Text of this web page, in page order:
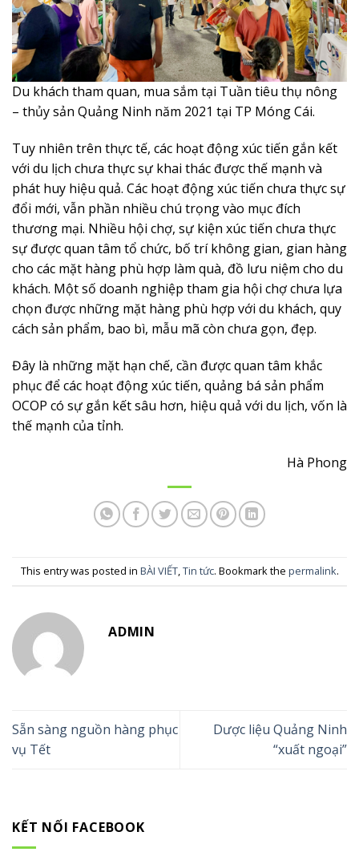
Du khách tham quan, mua sắm tại Tuần tiêu thụ nông
– thủy sản Quảng Ninh năm 2021 tại TP Móng Cái.
Tuy nhiên trên thực tế, các hoạt động xúc tiến gắn kết
với du lịch chưa thực sự khai thác được thế mạnh và
phát huy hiệu quả. Các hoạt động xúc tiến chưa thực sự
đổi mới, vẫn phần nhiều chú trọng vào mục đích
thương mại. Nhiều hội chợ, sự kiện xúc tiến chưa thực
sự được quan tâm tổ chức, bố trí không gian, gian hàng
cho các mặt hàng phù hợp làm quà, đồ lưu niệm cho du
khách. Một số doanh nghiệp tham gia hội chợ chưa lựa
chọn được những mặt hàng phù hợp với du khách, quy
cách sản phẩm, bao bì, mẫu mã còn chưa gọn, đẹp.
Đây là những mặt hạn chế, cần được quan tâm khắc
phục để các hoạt động xúc tiến, quảng bá sản phẩm
OCOP có sự gắn kết sâu hơn, hiệu quả với du lịch, vốn là
thế mạnh của tỉnh.
Hà Phong
This entry was posted in BÀI VIẾT,Tin tức. Bookmark the permalink.
ADMIN
Sẵn sàng nguồn hàng phục
vụ Tết
Dược liệu Quảng Ninh
“xuất ngoại”
KẾT NỐI FACEBOOK